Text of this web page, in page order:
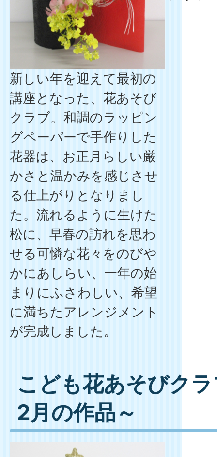
新しい年を迎えて最初の
講座となった、花あそび
クラブ。和調のラッピン
グペーパーで手作りした
花器は、お正月らしい厳
かさと温かみを感じさせ
る仕上がりとなりまし
た。流れるように生けた
松に、早春の訪れを思わ
せる可憐な花々をのびや
かにあしらい、一年の始
まりにふさわしい、希望
に満ちたアレンジメント
が完成しました。
こども花あそびク
2月の作品～